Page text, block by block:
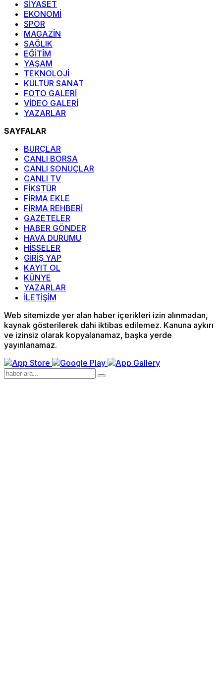
SİYASET
EKONOMİ
SPOR
MAGAZİN
SAĞLIK
EĞİTİM
YAŞAM
TEKNOLOJİ
KÜLTÜR SANAT
FOTO GALERİ
VİDEO GALERİ
YAZARLAR
SAYFALAR
BURÇLAR
CANLI BORSA
CANLI SONUÇLAR
CANLI TV
FİKSTÜR
FİRMA EKLE
FİRMA REHBERİ
GAZETELER
HABER GÖNDER
HAVA DURUMU
HİSSELER
GİRİŞ YAP
KAYIT OL
KÜNYE
YAZARLAR
İLETİŞİM
Web sitemizde yer alan haber içerikleri izin alınmadan,
kaynak gösterilerek dahi iktibas edilemez. Kanuna aykırı
ve izinsiz olarak kopyalanamaz, başka yerde
yayınlanamaz.